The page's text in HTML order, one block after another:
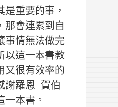
重要的事，
那會連累到自
事情無法做完
以這一本書教
又很有效率的
謝羅恩 賀伯
一本書。